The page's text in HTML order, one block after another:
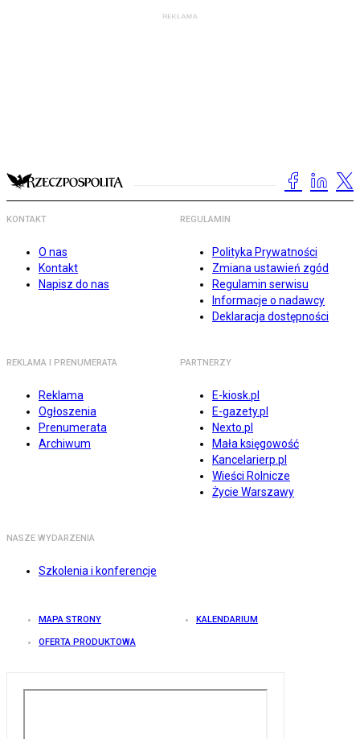
KONTAKT
O nas
Kontakt
Napisz do nas
REGULAMIN
Polityka Prywatności
Zmiana ustawień zgód
Regulamin serwisu
Informacje o nadawcy
Deklaracja dostępności
REKLAMA I PRENUMERATA
Reklama
Ogłoszenia
Prenumerata
Archiwum
PARTNERZY
E-kiosk.pl
E-gazety.pl
Nexto.pl
Mała księgowość
Kancelarierp.pl
Wieści Rolnicze
Życie Warszawy
NASZE WYDARZENIA
Szkolenia i konferencje
MAPA STRONY KALENDARIUM
OFERTA PRODUKTOWA